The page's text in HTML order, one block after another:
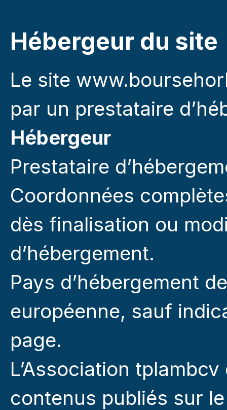
Hébergeur du site
Le site
par un prestataire
Hébergeur
Prestataire
Coordonnées
dès finalisation ou
d’hébergement.
Pays d’hébergement
européenne, sauf
page.
L’Association
contenus publiés sur